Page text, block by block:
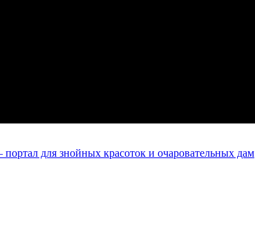
для знойных красоток и очаровательных дам